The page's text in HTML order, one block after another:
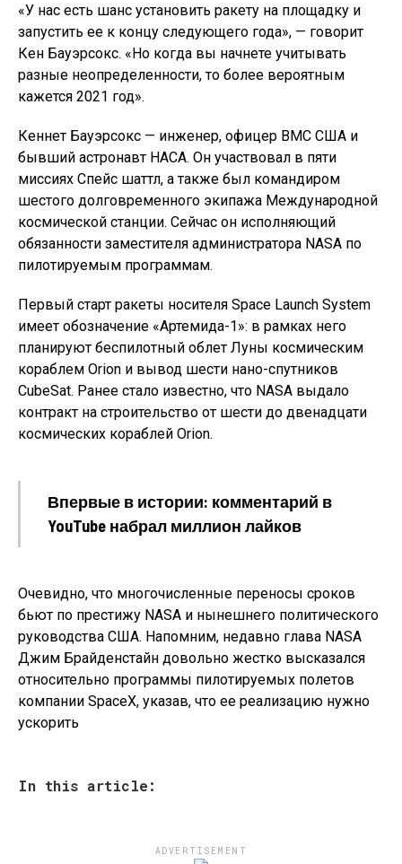
«У нас есть шанс установить ракету на площадку и
запустить ее к концу следующего года», — говорит
Кен Бауэрсокс. «Но когда вы начнете учитывать
разные неопределенности, то более вероятным
кажется 2021 год».
Кеннет Бауэрсокс — инженер, офицер ВМС США и
бывший астронавт НАСА. Он участвовал в пяти
миссиях Спейс шаттл, а также был командиром
шестого долговременного экипажа Международной
космической станции. Сейчас он исполняющий
обязанности заместителя администратора NASA по
пилотируемым программам.
Первый старт ракеты носителя Space Launch System
имеет обозначение «Артемида-1»: в рамках него
планируют беспилотный облет Луны космическим
кораблем Orion и вывод шести нано-спутников
CubeSat. Ранее стало известно, что NASA выдало
контракт на строительство от шести до двенадцати
космических кораблей Orion.
Впервые в истории: комментарий в
YouTube набрал миллион лайков
Очевидно, что многочисленные переносы сроков
бьют по престижу NASA и нынешнего политического
руководства США. Напомним, недавно глава NASA
Джим Брайденстайн довольно жестко высказался
относительно программы пилотируемых полетов
компании SpaceX, указав, что ее реализацию нужно
ускорить
In this article:
ADVERTISEMENT